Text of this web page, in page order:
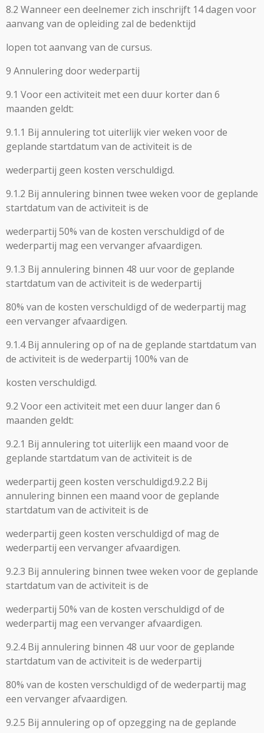
8.2 Wanneer een deelnemer zich inschrijft 14 dagen voor
aanvang van de opleiding zal de bedenktijd
lopen tot aanvang van de cursus.
9 Annulering door wederpartij
9.1 Voor een activiteit met een duur korter dan 6
maanden geldt:
9.1.1 Bij annulering tot uiterlijk vier weken voor de
geplande startdatum van de activiteit is de
wederpartij geen kosten verschuldigd.
9.1.2 Bij annulering binnen twee weken voor de geplande
startdatum van de activiteit is de
wederpartij 50% van de kosten verschuldigd of de
wederpartij mag een vervanger afvaardigen.
9.1.3 Bij annulering binnen 48 uur voor de geplande
startdatum van de activiteit is de wederpartij
80% van de kosten verschuldigd of de wederpartij mag
een vervanger afvaardigen.
9.1.4 Bij annulering op of na de geplande startdatum van
de activiteit is de wederpartij 100% van de
kosten verschuldigd.
9.2 Voor een activiteit met een duur langer dan 6
maanden geldt:
9.2.1 Bij annulering tot uiterlijk een maand voor de
geplande startdatum van de activiteit is de
wederpartij geen kosten verschuldigd.9.2.2 Bij
annulering binnen een maand voor de geplande
startdatum van de activiteit is de
wederpartij geen kosten verschuldigd of mag de
wederpartij een vervanger afvaardigen.
9.2.3 Bij annulering binnen twee weken voor de geplande
startdatum van de activiteit is de
wederpartij 50% van de kosten verschuldigd of de
wederpartij mag een vervanger afvaardigen.
9.2.4 Bij annulering binnen 48 uur voor de geplande
startdatum van de activiteit is de wederpartij
80% van de kosten verschuldigd of de wederpartij mag
een vervanger afvaardigen.
9.2.5 Bij annulering op of opzegging na de geplande